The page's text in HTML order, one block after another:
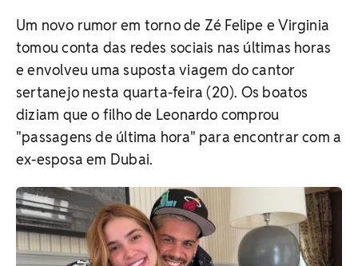
Um novo rumor em torno de Zé Felipe e Virginia
tomou conta das redes sociais nas últimas horas
e envolveu uma suposta viagem do cantor
sertanejo nesta quarta-feira (20). Os boatos
diziam que o filho de Leonardo comprou
"passagens de última hora" para encontrar com a
ex-esposa em Dubai.